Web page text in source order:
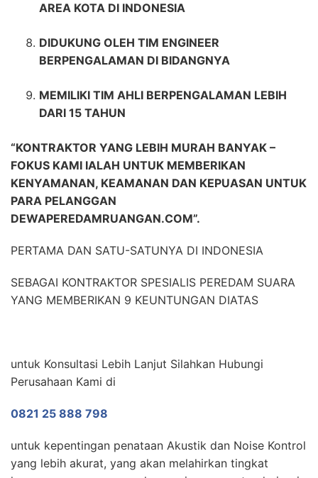
AREA KOTA DI INDONESIA
DIDUKUNG OLEH TIM ENGINEER
BERPENGALAMAN DI BIDANGNYA
MEMILIKI TIM AHLI BERPENGALAMAN LEBIH
DARI 15 TAHUN
“KONTRAKTOR YANG LEBIH MURAH BANYAK –
FOKUS KAMI IALAH UNTUK MEMBERIKAN
KENYAMANAN, KEAMANAN DAN KEPUASAN UNTUK
PARA PELANGGAN
DEWAPEREDAMRUANGAN.COM”.
PERTAMA DAN SATU-SATUNYA DI INDONESIA
SEBAGAI KONTRAKTOR SPESIALIS PEREDAM SUARA
YANG MEMBERIKAN 9 KEUNTUNGAN DIATAS
untuk Konsultasi Lebih Lanjut Silahkan Hubungi
Perusahaan Kami di
0821 25 888 798
untuk kepentingan penataan Akustik dan Noise Kontrol
yang lebih akurat, yang akan melahirkan tingkat